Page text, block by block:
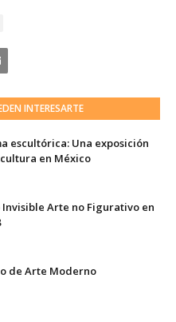
INTERESARTE
escultórica: Una exposición
en México
Arte no Figurativo en
de Arte Moderno